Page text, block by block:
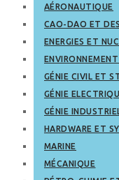
AÉRONAUTIQUE
CAO-DAO ET
ENERGIES ET
GÉNIE CIVIL ET
GÉNIE
GÉNIE
HARDWARE ET
MARINE
MÉCANIQUE